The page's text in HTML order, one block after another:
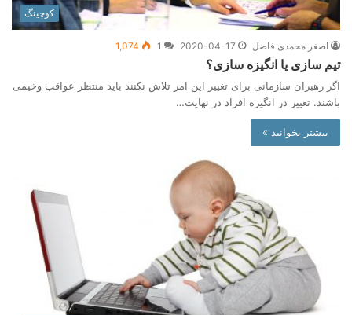
کوچینگ
اصغر محمدی فاضل 2020-04-17
1
1,074
تیم سازی یا انگیزه سازی؟
اگر رهبران سازمانی برای تغییر این امر تلاش نکنند باید منتظر عواقب وخیمی
باشند. تغییر در انگیزه افراد در نهایت…
بیشتر بخوانید »